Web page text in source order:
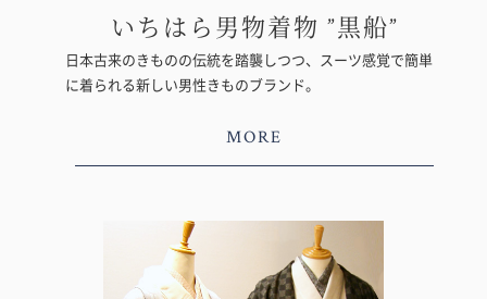
いちはら男物着物 ”黒船”
日本古来のきものの伝統を踏襲しつつ、スーツ感覚で簡単
に着られる新しい男性きものブランド。
MORE